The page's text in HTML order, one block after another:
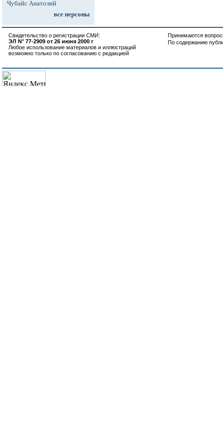
Чубайс Анатолий
все персоны
Свидетельство о регистрации СМИ:
ЭЛ N° 77-2909 от 26 июня 2000 г
Любое использование материалов и иллюстраций
возможно только по согласованию с редакцией
Принимаются
По содержанию